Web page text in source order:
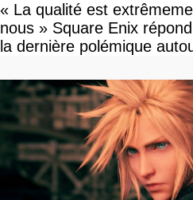
« La qualité est
nous » Square Enix
la dernière polémique